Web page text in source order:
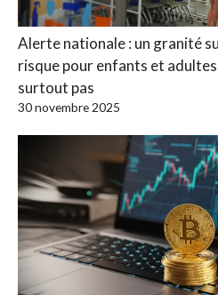
Alerte nationale : un granité
risque pour enfants et
surtout pas
30 novembre 2025